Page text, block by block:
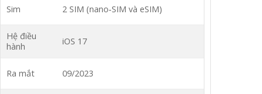
Sim 2 SIM (nano‑SIM và eSIM)
Hệ điều
hành
iOS 17
Ra mắt 09/2023